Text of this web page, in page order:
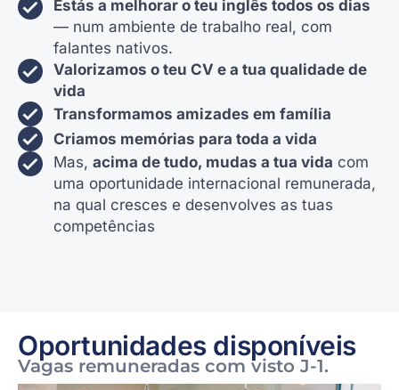
Estás a melhorar o teu inglês todos os dias
— num ambiente de trabalho real, com
falantes nativos.
Valorizamos o teu CV e a tua qualidade de
vida
Transformamos amizades em família
Criamos memórias para toda a vida
Mas, acima de tudo, mudas a tua vida com
uma oportunidade internacional remunerada,
na qual cresces e desenvolves as tuas
competências
Oportunidades disponíveis
Vagas remuneradas com visto J-1.